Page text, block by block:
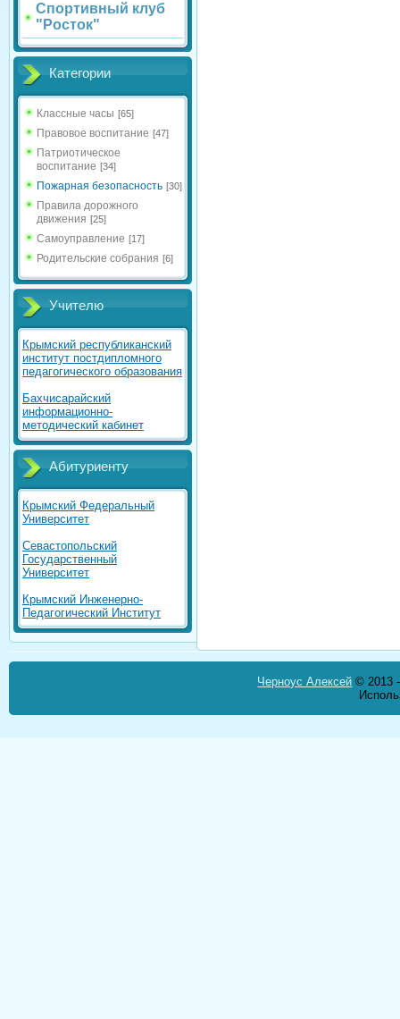
Спортивный клуб
"Росток"
Категории
Классные часы [65]
Правовое воспитание [47]
Патриотическое
воспитание [34]
Пожарная безопасность [30]
Правила дорожного
движения [25]
Самоуправление [17]
Родительские собрания [6]
Учителю
Крымский республиканский
институт постдипломного
педагогического образования
Бахчисарайский
информационно-
методический кабинет
Абитуриенту
Крымский Федеральный
Университет
Севастопольский
Государственный
Университет
Крымский Инженерно-
Педагогический Институт
Черноус Алексей © 2013